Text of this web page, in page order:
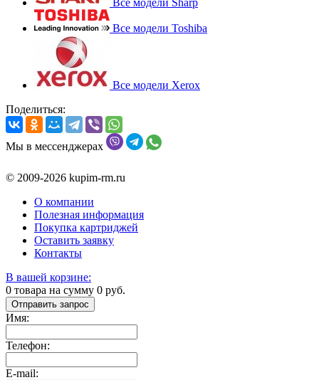
Все модели Toshiba
Все модели Xerox
Поделиться:
Мы в мессенджерах
© 2009-2026 kupim-rm.ru
О компании
Полезная информация
Покупка картриджей
Оставить заявку
Контакты
В вашей корзине:
0 товара на сумму 0 руб.
Отправить запрос
Имя:
Телефон:
E-mail: